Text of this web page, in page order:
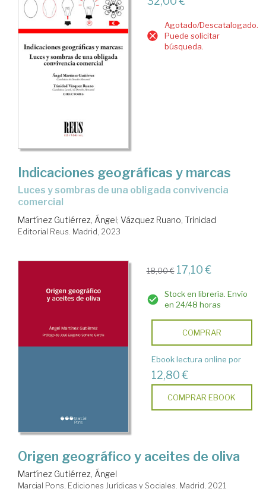
Agotado/Descatalogado.
Puede solicitar
búsqueda.
Indicaciones geográficas y marcas
luces y sombras de una obligada convivencia
comercial
Martínez Gutiérrez, Ángel; Vázquez Ruano, Trinidad
Editorial Reus. Madrid, 2023
18,00 € 17,10 €
Stock en librería. Envío
en 24/48 horas
COMPRAR
Ebook lectura online por
12,80 €
COMPRAR EBOOK
Origen geográfico y aceites de oliva
Martínez Gutiérrez, Ángel
Marcial Pons, Ediciones Jurídicas y Sociales. Madrid, 2021